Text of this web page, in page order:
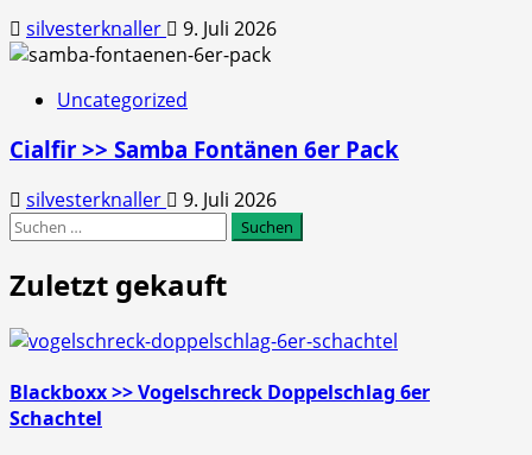
silvesterknaller 9. Juli 2026
Uncategorized
Cialfir >> Samba Fontänen 6er Pack
silvesterknaller
9. Juli 2026
Suchen
Zuletzt gekauft
Blackboxx >> Vogelschreck Doppelschlag 6er
Schachtel